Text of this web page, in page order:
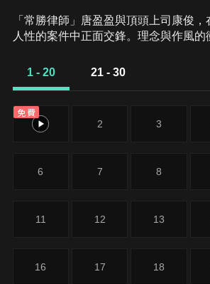
「常勝律師」唐盈盈與頂頭上司康俊
人性的案件中正面交鋒。理念與作風的
次對峙中重新理解法律的界線，以及人
們學會承受、選擇，並持續前行。
1 - 20 21 - 30
免費
1 2 3
6 7 8
11 12 13
16 17 18